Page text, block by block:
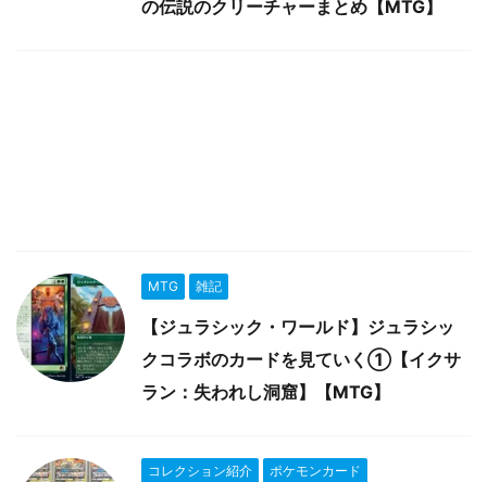
の伝説のクリーチャーまとめ【MTG】
MTG 雑記
【ジュラシック・ワールド】ジュラシッ
クコラボのカードを見ていく①【イクサ
ラン：失われし洞窟】【MTG】
コレクション紹介 ポケモンカード